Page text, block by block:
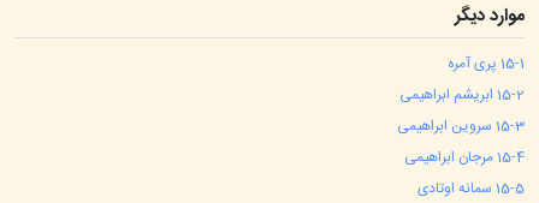
موارد دیگر
15-1
پری آمره
15-2
ابریشم ابراهیمی
15-3
سروین ابراهیمی
15-4
مرجان ابراهیمی
15-5
سمانه اوتادی